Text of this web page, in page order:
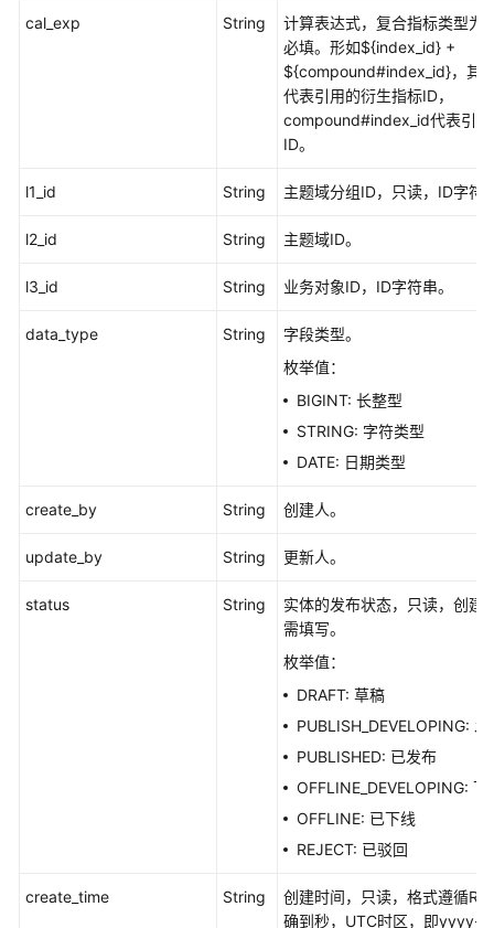
cal_exp String
计算表达式，复合指标类型为“
必填。形如${index_id} +
${compound#index_id}，其
代表引用的衍生指标ID，
compound#index_id代表引
ID。
l1_id String 主题域分组ID，只读，ID字符
l2_id String 主题域ID。
l3_id String 业务对象ID，ID字符串。
data_type String
字段类型。
枚举值：
BIGINT: 长整型
STRING: 字符类型
DATE: 日期类型
create_by String 创建人。
update_by String 更新人。
status String
实体的发布状态，只读，创建
需填写。
枚举值：
DRAFT: 草稿
PUBLISH_DEVELOPING:
PUBLISHED: 已发布
OFFLINE_DEVELOPING:
OFFLINE: 已下线
REJECT: 已驳回
create_time String
创建时间，只读，格式遵循
确到秒，UTC时区，即yyyy-